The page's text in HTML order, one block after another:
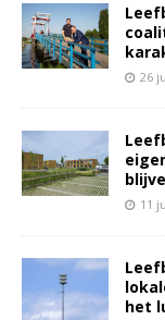
26
11
het